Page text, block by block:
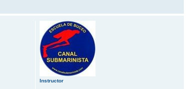
Instructor